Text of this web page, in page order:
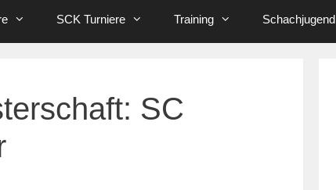
SCK Turniere Training Schachjugend
SC